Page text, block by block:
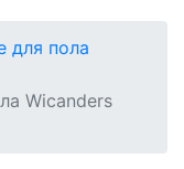
для пола
Wicanders